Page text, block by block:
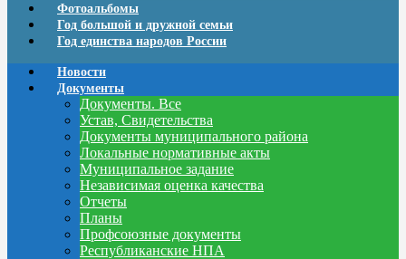
Фотоальбомы
Год большой и дружной семьи
Год единства народов России
Новости
Документы
Документы. Все
Устав, Свидетельства
Документы муниципального района
Локальные нормативные акты
Муниципальное задание
Независимая оценка качества
Отчеты
Планы
Профсоюзные документы
Республиканские НПА